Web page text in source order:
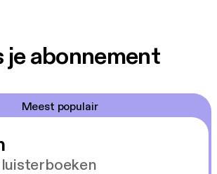
je abonnement
Meest populair
luisterboeken